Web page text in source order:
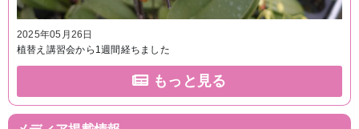
2025年05月26日
植替え講習会から1週間経ちました
もっと見る